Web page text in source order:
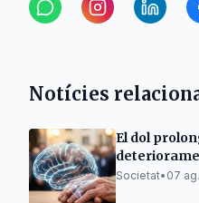
Notícies
El dol
Societat• 07 ag.